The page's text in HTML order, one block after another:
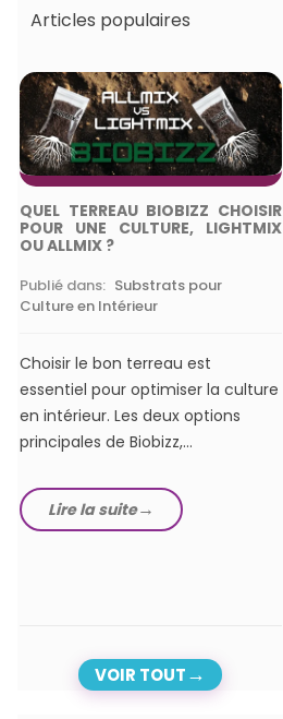
Articles populaires
QUEL TERREAU BIOBIZZ CHOISIR
POUR UNE CULTURE, LIGHTMIX
OU ALLMIX ?
Publié dans: Substrats pour
Culture en Intérieur
Choisir le bon terreau est
essentiel pour optimiser la culture
en intérieur. Les deux options
principales de Biobizz,...
Lire la suite
VOIR TOUT